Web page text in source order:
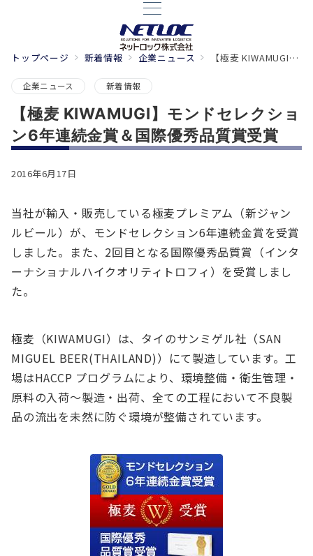
トップページ 新着情報 企業ニュース 【極麦 KIWAMUGI】モンドセレクション6年連続金賞＆国際優秀品質賞受賞
企業ニュース 新着情報
【極麦 KIWAMUGI】モンドセレクショ
ン6年連続金賞＆国際優秀品質賞受賞
2016年6月17日
当社が輸入・販売している極麦プレミアム（新ジャン
ルビール）が、モンドセレクション6年連続金賞を受賞
しました。また、2回目となる国際優秀品質賞（インタ
ーナショナルハイクオリティトロフィ）を受賞しまし
た。
極麦（KIWAMUGI）は、タイのサンミゲル社（SAN
MIGUEL BEER(THAILAND)）にて製造しています。工
場はHACCP プログラムにより、環境整備・衛生管理・
原料の入荷～製造・出荷、全ての工程において不良製
品の流出を未然に防ぐ環境が整備されています。